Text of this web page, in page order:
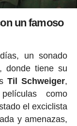
un famoso
un sonado
donde tiene su
Til Schweiger,
como
el exciclista
y amenazas,